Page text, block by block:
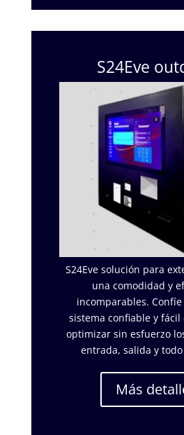
S24Eve
S24Eve solución para
una comodidad y
incomparables.
sistema confiable y fácil
optimizar sin esfuerzo
entrada, salida y
Más